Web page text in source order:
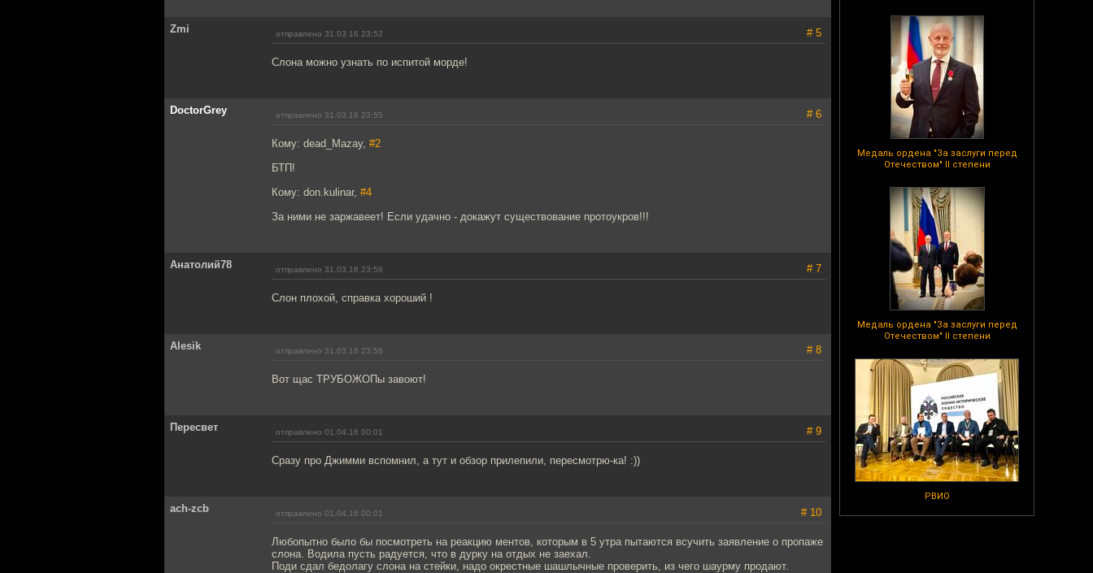
Медаль ордена "За заслуги перед
Отечеством" II степени
Медаль ордена "За заслуги перед
Отечеством" II степени
РВИО
Zmi отправлено 31.03.16 23:52 # 5
Слона можно узнать по испитой морде!
DoctorGrey отправлено 31.03.16 23:55 # 6
Кому: dead_Mazay, #2
БТП!
Кому: don.kulinar, #4
За ними не заржавеет! Если удачно - докажут существование протоукров!!!
Анатолий78 отправлено 31.03.16 23:56 # 7
Слон плохой, справка хороший !
Alesik отправлено 31.03.16 23:56 # 8
Вот щас ТРУБОЖОПы завоют!
Пересвет отправлено 01.04.16 00:01 # 9
Сразу про Джимми вспомнил, а тут и обзор прилепили, пересмотрю-ка! :))
ach-zcb отправлено 01.04.16 00:01 # 10
Любопытно было бы посмотреть на реакцию ментов, которым в 5 утра пытаются всучить заявление о пропаже
слона. Водила пусть радуется, что в дурку на отдых не заехал.
Поди сдал бедолагу слона на стейки, надо окрестные шашлычные проверить, из чего шаурму продают.